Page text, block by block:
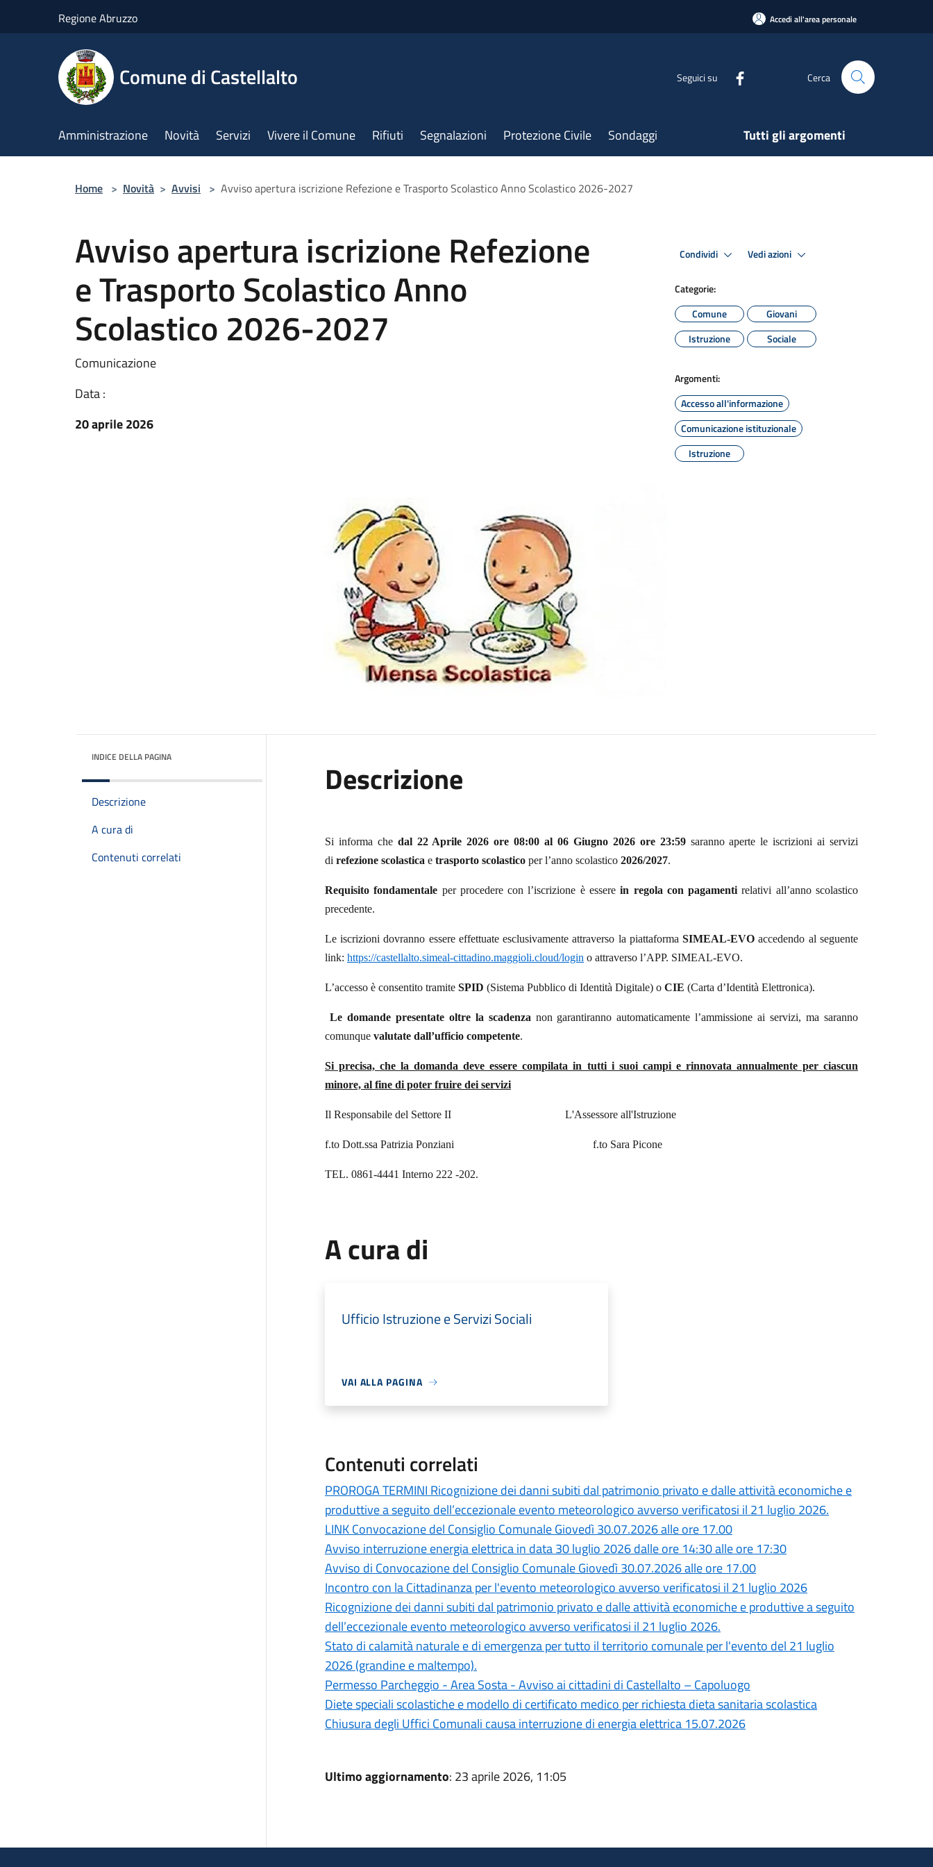
Regione Abruzzo Accedi all'area personale
Comune di Castellalto Seguici su Cerca
Amministrazione Novità Servizi Vivere il Comune Rifiuti Segnalazioni Protezione Civile Sondaggi Tutti gli argomenti
Home > Novità > Avvisi > Avviso apertura iscrizione Refezione e Trasporto Scolastico Anno Scolastico 2026-2027
Avviso apertura iscrizione Refezione
e Trasporto Scolastico Anno
Scolastico 2026-2027
Comunicazione
Data :
20 aprile 2026
Condividi Vedi azioni
Categorie:
Comune
Giovani
Istruzione
Sociale
Argomenti:
Accesso all'informazione
Comunicazione istituzionale
Istruzione
INDICE DELLA PAGINA
Descrizione
A cura di
Contenuti correlati
Descrizione
Si informa che dal 22 Aprile 2026 ore 08:00 al 06 Giugno 2026 ore 23:59saranno aperte le iscrizioni ai servizi
di refezione scolastica e trasporto scolasticoper l’anno scolastico 2026/2027.
Requisito fondamentale per procedere con l’iscrizione è esserein regola con pagamenti relativi all’anno scolastico
precedente.
Le iscrizioni dovranno essere effettuate esclusivamente attraverso la piattaformaSIMEAL-EVOaccedendo al seguente
link: https://castellalto.simeal-cittadino.maggioli.cloud/login o attraverso l’APP. SIMEAL-EVO.
L’accesso è consentito tramite SPID (Sistema Pubblico di Identità Digitale) o CIE (Carta d’Identità Elettronica).
Le domande presentate oltre la scadenza non garantiranno automaticamente l’ammissione ai servizi, ma saranno
comunque valutate dall’ufficio competente.
Si precisa, che la domanda deve essere compilata in tutti i suoi campi e rinnovata annualmente per ciascun
minore, al fine di poter fruire dei servizi
Il Responsabile del Settore II L'Assessore all'Istruzione
f.to Dott.ssa Patrizia Ponziani f.to Sara Picone
TEL. 0861-4441 Interno 222 -202.
A cura di
Ufficio Istruzione e Servizi Sociali
VAI ALLA PAGINA
Contenuti correlati
PROROGA TERMINI Ricognizione dei danni subiti dal patrimonio privato e dalle attività economiche e
produttive a seguito dell’eccezionale evento meteorologico avverso verificatosi il 21 luglio 2026.
LINK Convocazione del Consiglio Comunale Giovedì 30.07.2026 alle ore 17.00
Avviso interruzione energia elettrica in data 30 luglio 2026 dalle ore 14:30 alle ore 17:30
Avviso di Convocazione del Consiglio Comunale Giovedì 30.07.2026 alle ore 17.00
Incontro con la Cittadinanza per l'evento meteorologico avverso verificatosi il 21 luglio 2026
Ricognizione dei danni subiti dal patrimonio privato e dalle attività economiche e produttive a seguito
dell’eccezionale evento meteorologico avverso verificatosi il 21 luglio 2026.
Stato di calamità naturale e di emergenza per tutto il territorio comunale per l'evento del 21 luglio
2026 (grandine e maltempo).
Permesso Parcheggio - Area Sosta - Avviso ai cittadini di Castellalto – Capoluogo
Diete speciali scolastiche e modello di certificato medico per richiesta dieta sanitaria scolastica
Chiusura degli Uffici Comunali causa interruzione di energia elettrica 15.07.2026
Ultimo aggiornamento: 23 aprile 2026, 11:05